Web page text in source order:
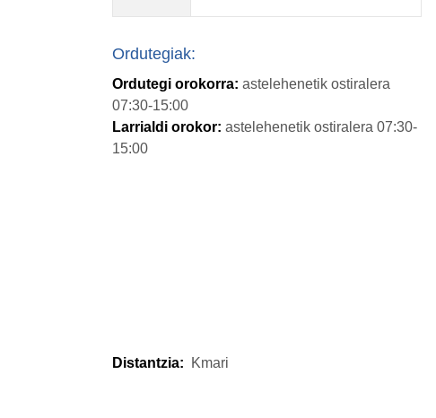
Ordutegiak:
Ordutegi orokorra: astelehenetik ostiralera
07:30-15:00
Larrialdi orokor: astelehenetik ostiralera 07:30-
15:00
Distantzia: Kmari